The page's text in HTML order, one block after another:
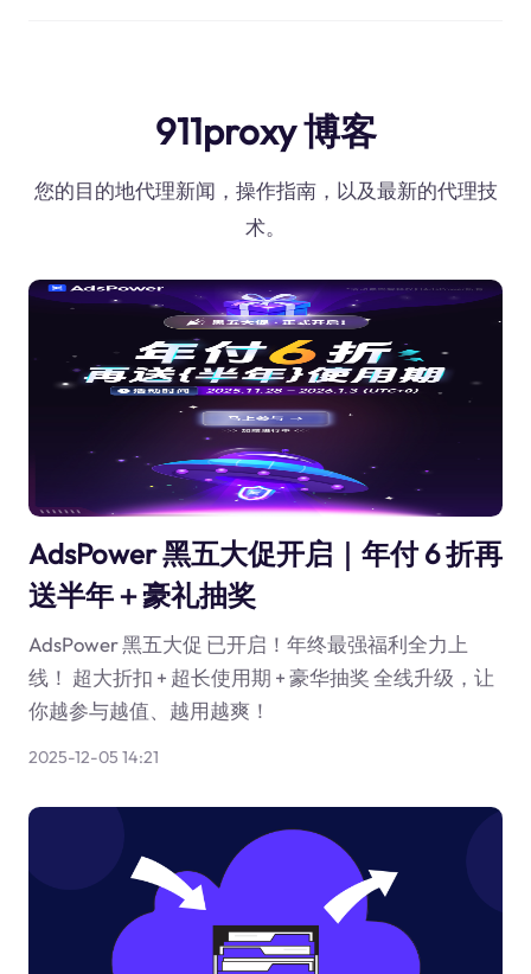
911proxy 博客
您的目的地代理新闻，操作指南，以及最新的代理技
术。
AdsPower 黑五大促开启｜年付 6 折再
送半年＋豪礼抽奖
AdsPower 黑五大促 已开启！年终最强福利全力上
线！ 超大折扣 + 超长使用期 + 豪华抽奖 全线升级，让
你越参与越值、越用越爽！
2025-12-05 14:21